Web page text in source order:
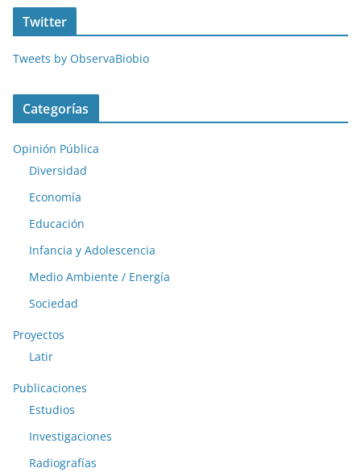
Twitter
Tweets by ObservaBiobio
Categorías
Opinión Pública
Diversidad
Economía
Educación
Infancia y Adolescencia
Medio Ambiente / Energía
Sociedad
Proyectos
Latir
Publicaciones
Estudios
Investigaciones
Radiografías